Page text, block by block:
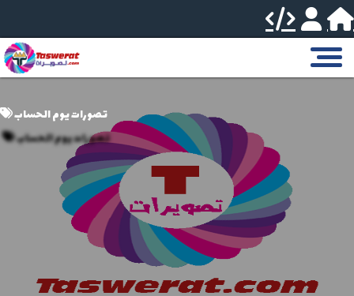
تصورات يوم الحساب